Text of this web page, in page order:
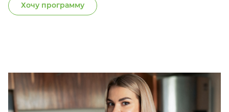
Хочу программу